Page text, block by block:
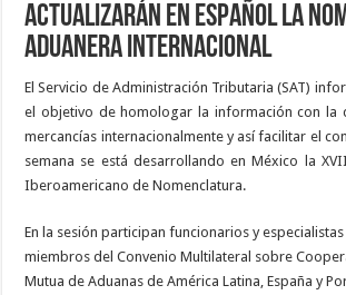
Actualizarán en español la
aduanera internacional
El Servicio de Administración Tributaria (SAT)
el objetivo de homologar la información con la
mercancías internacionalmente y así facilitar el
semana se está desarrollando en México la
Iberoamericano de Nomenclatura.
En la sesión participan funcionarios y
miembros del Convenio Multilateral sobre
Mutua de Aduanas de América Latina, España y